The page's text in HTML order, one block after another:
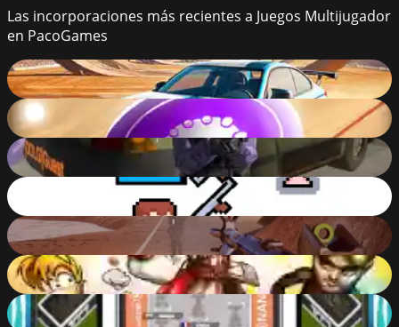
Las incorporaciones más recientes a Juegos Multijugador
en PacoGames
Stunt Multiplayer Arena
89%
Carrom Live
74%
Counter Teror
85 %
Skibidi Fight
72
Team Death
86%
All Star Blast!
67%
Trackmania Blitz